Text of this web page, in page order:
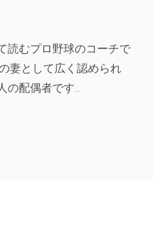
読むプロ野球のコーチで
妻として広く認められ
の配偶者です...